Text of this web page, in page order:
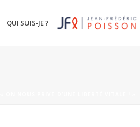
QUI SUIS-JE ?